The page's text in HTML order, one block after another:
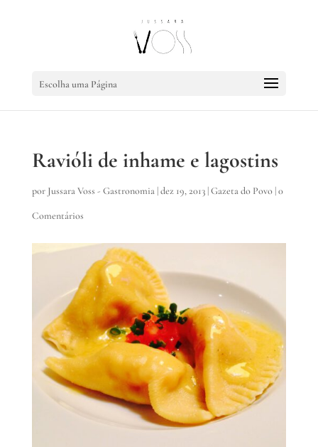
Escolha uma Página
Ravióli de inhame e lagostins
por Jussara Voss - Gastronomia|dez 19, 2013|Gazeta do Povo|0
Comentários